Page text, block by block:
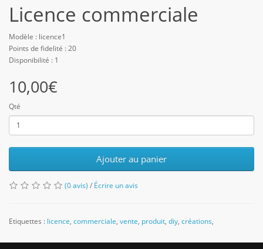
Licence commerciale
Modèle : licence1
Points de fidelité : 20
Disponibilité : 1
10,00€
Qté
Ajouter au panier
(0 avis) / Écrire un avis
Etiquettes : licence, commerciale, vente, produit, diy, créations,